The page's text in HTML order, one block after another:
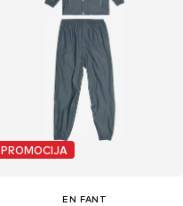
PROMOCIJA
EN FANT